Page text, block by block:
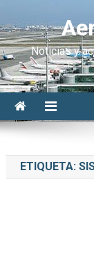
Noticias y
ETIQUETA: